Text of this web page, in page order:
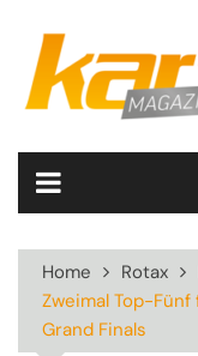
content
Home Rotax
Zweimal Top-
Grand Finals